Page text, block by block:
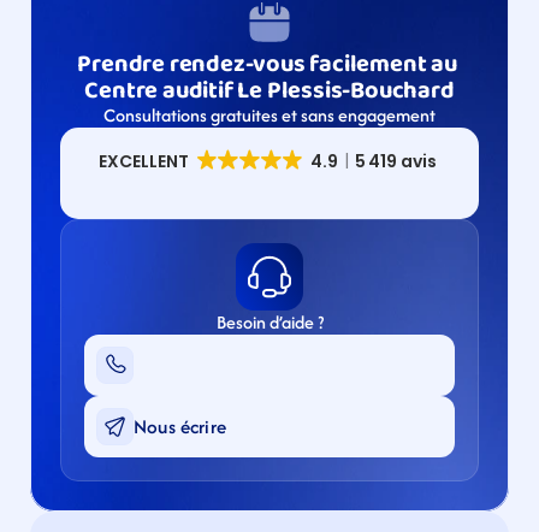
Prendre rendez-vous facilement au
Centre auditif Le Plessis-Bouchard
Consultations gratuites et sans engagement
Besoin d’aide ?
Nous écrire